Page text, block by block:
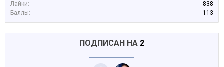
Лайки:
838
Баллы:
113
ПОДПИСАН НА 2